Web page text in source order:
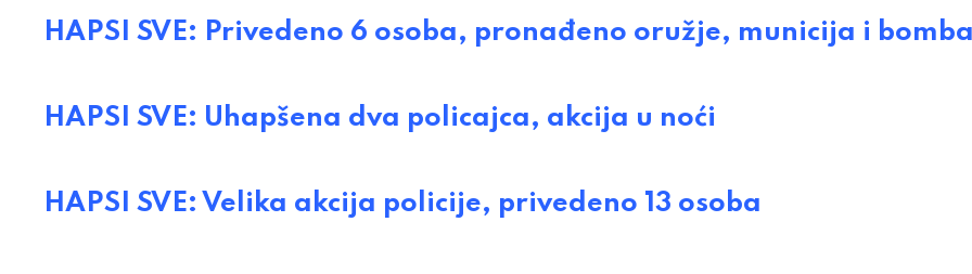
HAPSI SVE: Privedeno 6 osoba, pronađeno oružje, municija i bomba
HAPSI SVE: Uhapšena dva policajca, akcija u noći
HAPSI SVE: Velika akcija policije, privedeno 13 osoba